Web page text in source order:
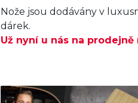
Nože jsou dodávány v
dárek.
Už nyní u nás na